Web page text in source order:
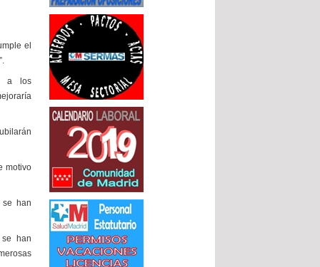
el
a los
motivo
se han
han